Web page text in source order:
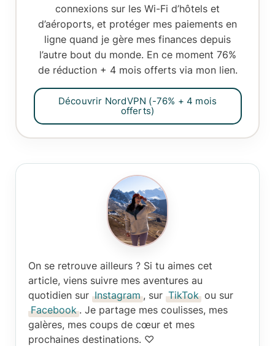
connexions sur les Wi-Fi d’hôtels et
d’aéroports, et protéger mes paiements en
ligne quand je gère mes finances depuis
l’autre bout du monde. En ce moment 76%
de réduction + 4 mois offertsvia mon lien.
Découvrir NordVPN (-76% + 4 mois
offerts)
On se retrouve ailleurs ? Si tu aimes cet
article, viens suivre mes aventures au
quotidien sur Instagram , sur TikTok ou sur
Facebook . Je partage mes coulisses, mes
galères, mes coups de cœur et mes
prochaines destinations. ♡